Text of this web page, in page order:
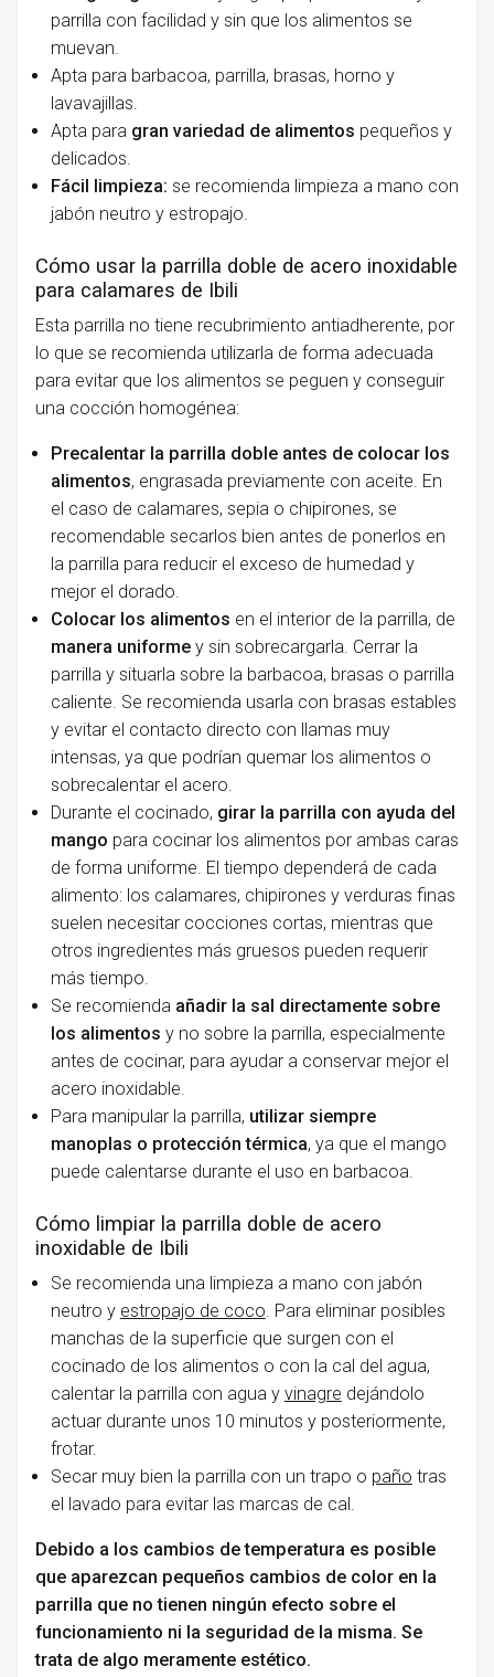
parrilla con facilidad y sin que los alimentos se
muevan.
Apta para barbacoa, parrilla, brasas, horno y
lavavajillas.
Apta para gran variedad de alimentos pequeños y
delicados.
Fácil limpieza: se recomienda limpieza a mano con
jabón neutro y estropajo.
Cómo usar la parrilla doble de acero inoxidable
para calamares de Ibili
Esta parrilla no tiene recubrimiento antiadherente, por
lo que se recomienda utilizarla de forma adecuada
para evitar que los alimentos se peguen y conseguir
una cocción homogénea:
Precalentar la parrilla doble antes de colocar los
alimentos, engrasada previamente con aceite. En
el caso de calamares, sepia o chipirones, se
recomendable secarlos bien antes de ponerlos en
la parrilla para reducir el exceso de humedad y
mejor el dorado.
Colocar los alimentos en el interior de la parrilla, de
manera uniformey sin sobrecargarla. Cerrar la
parrilla y situarla sobre la barbacoa, brasas o parrilla
caliente. Se recomienda usarla con brasas estables
y evitar el contacto directo con llamas muy
intensas, ya que podrían quemar los alimentos o
sobrecalentar el acero.
Durante el cocinado, girar la parrilla con ayuda del
mango para cocinar los alimentos por ambas caras
de forma uniforme. El tiempo dependerá de cada
alimento: los calamares, chipirones y verduras finas
suelen necesitar cocciones cortas, mientras que
otros ingredientes más gruesos pueden requerir
más tiempo.
Se recomienda añadir la sal directamente sobre
los alimentos y no sobre la parrilla, especialmente
antes de cocinar, para ayudar a conservar mejor el
acero inoxidable.
Para manipular la parrilla, utilizar siempre
manoplas o protección térmica, ya que el mango
puede calentarse durante el uso en barbacoa.
Cómo limpiar la parrilla doble de acero
inoxidable de Ibili
Se recomienda una limpieza a mano con jabón
neutro y estropajo de coco. Para eliminar posibles
manchas de la superficie que surgen con el
cocinado de los alimentos o con la cal del agua,
calentar la parrilla con agua y vinagre dejándolo
actuar durante unos 10 minutos y posteriormente,
frotar.
Secar muy bien la parrilla con un trapo o paño tras
el lavado para evitar las marcas de cal.
Debido a los cambios de temperatura es posible
que aparezcan pequeños cambios de color en la
parrilla que no tienen ningún efecto sobre el
funcionamiento ni la seguridad de la misma. Se
trata de algo meramente estético.